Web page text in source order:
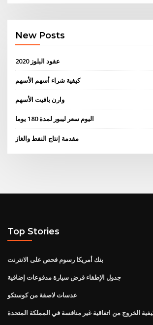
New Posts
عقود البلوز 2020
كيفية شراء أسهم الأسهم
وارن بافيت الأسهم
اليوم سعر ليبور لمدة 180 يوما
مقدمة إنتاج النفط والغاز
Top Stories
بنك أمريكا رسوم فحص على الانترنت
جدول الإطفاء قرض سيارة مدفوعات إضافية
عدسات لاصقة من كوستكو
الخروج من اتفاقية غير منافسة في المملكة المتحدة